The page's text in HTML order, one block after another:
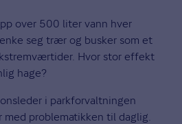
over 500 liter vann hver
seg trær og busker som et
Hvor stor effekt
hage?
i parkforvaltningen
med problematikken til daglig.